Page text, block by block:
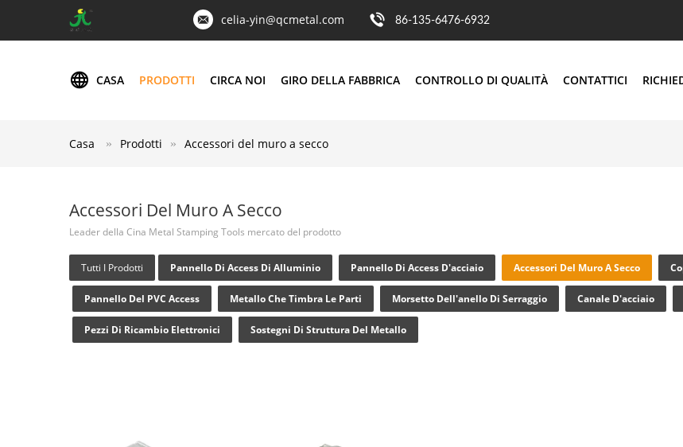
celia-yin@qcmetal.com 86-135-6476-6932
CASA PRODOTTI CIRCA NOI GIRO DELLA FABBRICA CONTROLLO DI QUALITÀ CONTATTICI
Casa Prodotti Accessori del muro a secco
Accessori Del Muro A Secco
Leader della Cina Metal Stamping Tools mercato del prodotto
Tutti I Prodotti Pannello Di Access Di Alluminio Pannello Di Access D'acciaio Accessori Del Muro A Secco
Pannello Del PVC Access Metallo Che Timbra Le Parti Morsetto Dell'anello Di Serraggio Canale D'acciaio
Pezzi Di Ricambio Elettronici Sostegni Di Struttura Del Metallo